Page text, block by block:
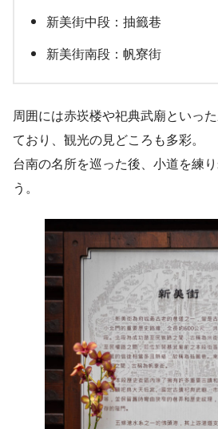
新美街中段：抽籤巷
新美街南段：帆寮街
周囲には赤崁楼や祀典武廟といっ
ており、観光の見どころも多彩。
台南の名所を巡った後、小道を練
う。